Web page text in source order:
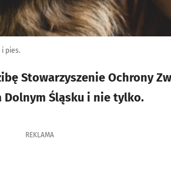
pies.
Stowarzyszenie Ochrony
Dolnym Śląsku i nie tylko.
REKLAMA